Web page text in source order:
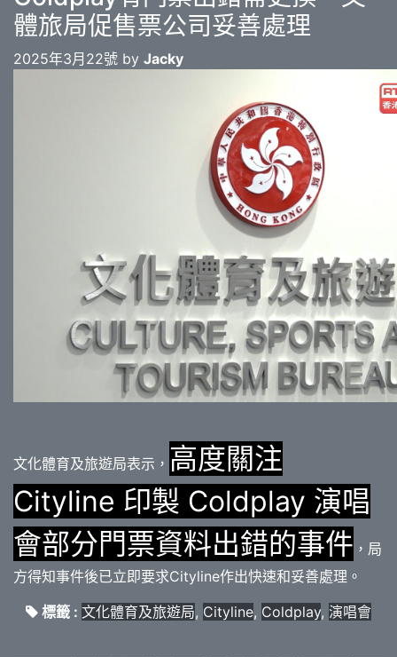
體旅局促售票公司妥善處理
2025年3月22號 by Jacky
文化體育及旅遊局表示， 高度關注
Cityline 印製 Coldplay 演唱
會部分門票資料出錯的事件 ，局
方得知事件後已立即要求Cityline作出快速和妥善處理。
標籤 : 文化體育及旅遊局, Cityline, Coldplay, 演唱會